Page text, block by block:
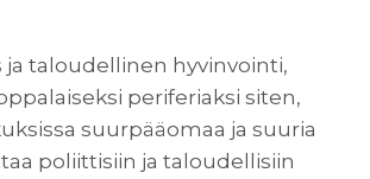
ja taloudellinen hyvinvointi,
periferiaksi siten,
suurpääomaa ja suuria
poliittisiin ja taloudellisiin